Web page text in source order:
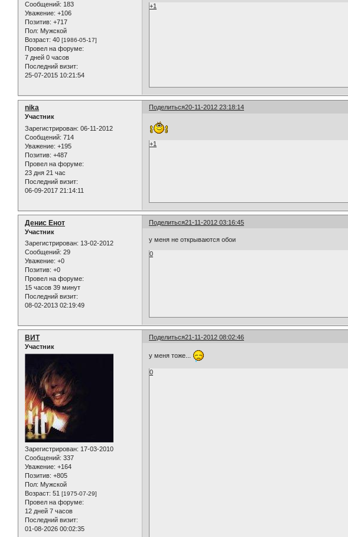
Сообщений: 183
Уважение: +106
Позитив: +717
Пол: Мужской
Возраст: 40 [1986-05-17]
Провел на форуме:
7 дней 0 часов
Последний визит:
25-07-2015 10:21:54
+1
Поделиться20-11-2012 23:18:14
nika
Участник
Зарегистрирован: 06-11-2012
Сообщений: 714
Уважение: +195
Позитив: +487
Провел на форуме:
23 дня 21 час
Последний визит:
06-09-2017 21:14:11
+1
Поделиться21-11-2012 03:16:45
Денис Енот
Участник
Зарегистрирован: 13-02-2012
Сообщений: 29
Уважение: +0
Позитив: +0
Провел на форуме:
15 часов 39 минут
Последний визит:
08-02-2013 02:19:49
у меня не открываются обои
0
Поделиться21-11-2012 08:02:46
ВИТ
Участник
Зарегистрирован: 17-03-2010
Сообщений: 337
Уважение: +164
Позитив: +805
Пол: Мужской
Возраст: 51 [1975-07-29]
Провел на форуме:
12 дней 7 часов
Последний визит:
01-08-2026 00:02:35
у меня тоже...
0